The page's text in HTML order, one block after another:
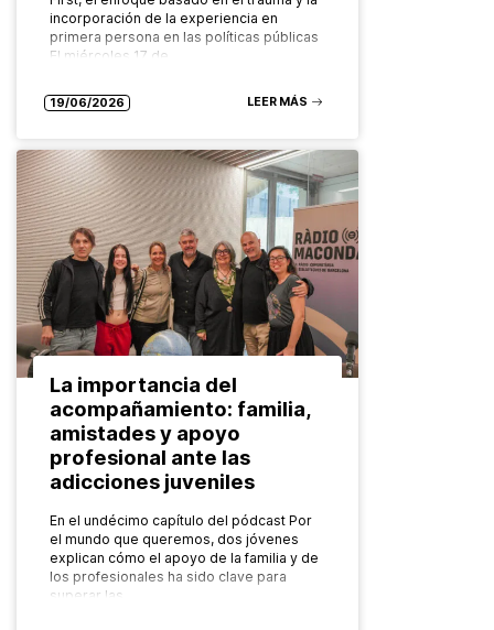
incorporación de la experiencia en
primera persona en las políticas públicas
El miércoles 17 de…
19/06/2026 LEER MÁS
La importancia del
acompañamiento: familia,
amistades y apoyo
profesional ante las
adicciones juveniles
En el undécimo capítulo del pódcast Por
el mundo que queremos, dos jóvenes
explican cómo el apoyo de la familia y de
los profesionales ha sido clave para
superar las…